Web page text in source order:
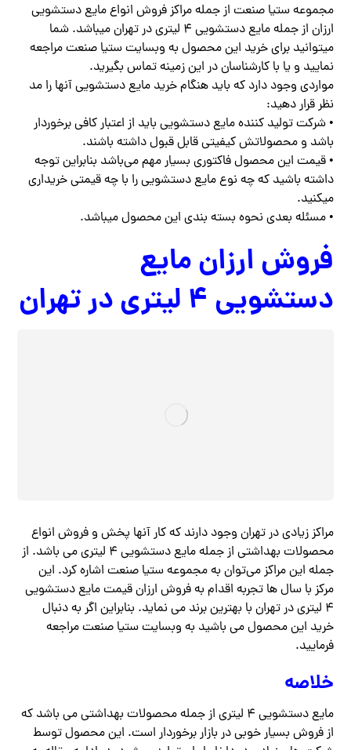
مجموعه ستیا صنعت از جمله مراکز فروش انواع مایع دستشویی
ارزان از جمله مایع دستشویی ۴ لیتری در تهران میباشد. شما
میتوانید برای خرید این محصول به وبسایت ستیا صنعت مراجعه
نمایید و یا با کارشناسان در این زمینه تماس بگیرید‌‌‌‌.
مواردی وجود دارد که باید هنگام خرید مایع دستشویی آنها را مد
نظر قرار دهید:
• شرکت تولید کننده مایع دستشویی باید از اعتبار کافی برخوردار
باشد و محصولاتش کیفیتی قابل قبول داشته باشند.
• قیمت این محصول فاکتوری بسیار مهم می‌باشد بنابراین توجه
داشته باشید که چه نوع مایع دستشویی را با چه قیمتی خریداری
میکنید.
• مسئله بعدی نحوه بسته بندی این محصول میباشد.
فروش ارزان مایع
دستشویی ۴ لیتری در تهران
مراکز زیادی در تهران وجود دارند که کار آنها پخش و فروش انواع
محصولات بهداشتی از جمله مایع دستشویی ۴ لیتری می باشد. از
جمله این مراکز می‌توان به مجموعه ستیا صنعت اشاره کرد. این
مرکز با سال ها تجربه اقدام به فروش ارزان قیمت مایع دستشویی
۴ لیتری در تهران با بهترین برند می نماید. بنابراین اگر به دنبال
خرید این محصول می باشید به وبسایت ستیا صنعت مراجعه
فرمایید.
خلاصه
مایع دستشویی ۴ لیتری از جمله محصولات بهداشتی می باشد که
از فروش بسیار خوبی در بازار برخوردار است. این محصول توسط